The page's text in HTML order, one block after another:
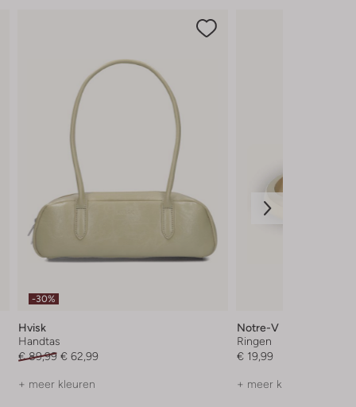
-30%
Hvisk
Handtas
€ 89,99 € 62,99
+ meer kleuren
Notre-V
Ringen
€ 19,99
+ meer kleuren